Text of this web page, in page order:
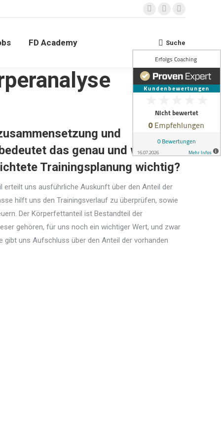
FD Academy Search:
Suche
und
das genau und warum ist
Trainingsplanung wichtig?
erteilt uns ausführliche Auskunft über den Anteil der
hilft uns den Trainingsverlauf zu überprüfen, sowie
Der Körperfettanteil ist Bestandteil der
gehören, für uns noch ein wichtiger Wert, und zwar
gibt uns Aufschluss über den Anteil der vorhanden